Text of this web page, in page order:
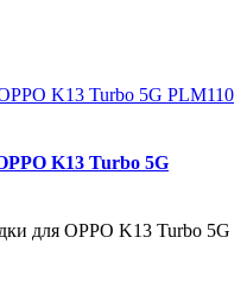
K13 Turbo 5G
для OPPO K13 Turbo 5G